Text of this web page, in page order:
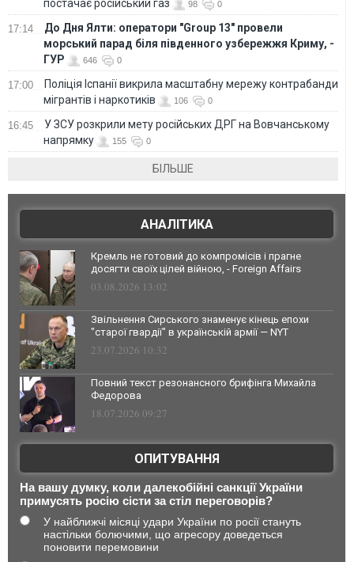
постачає російський газ 98 0
17:14
До Дня Ялти: оператори "Group 13" провели
морський парад біля південного узбережжя Криму, -
ГУР
646 0
17:00
Поліція Іспанії викрила масштабну мережу контрабанди
мігрантів і наркотиків
106 0
16:45
У ЗСУ розкрили мету російських ДРГ на Вовчанському
напрямку
155 0
БІЛЬШЕ
АНАЛІТИКА
Кремль не готовий до компромісів і прагне
досягти своїх цілей війною, - Foreign Affairs
03.08.2026 13:02
Звільнення Сирського знаменує кінець епохи
"старої гвардії" в українській армії — NYT
23.07.2026 10:32
Повний текст резонансного брифінга Михайла
Федорова
18.07.2026 09:27
ОПИТУВАННЯ
На вашу думку, коли далекобійні санкції України
примусять росію сісти за стіл переговорів?
У найближчі місяці удари України по росії стануть
настільки болючими, що агресору доведеться
поновити перемовини